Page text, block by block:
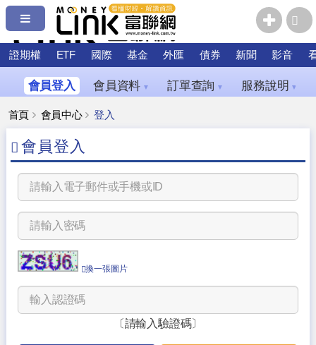
證期權 ETF 國際 基金 外匯 債券 新聞 影音
會員登入 會員資料 ▼ 訂單查詢 ▼ 服務說明 ▼
首頁 會員中心 登入
會員登入
換一張圖片
〔請輸入驗證碼〕